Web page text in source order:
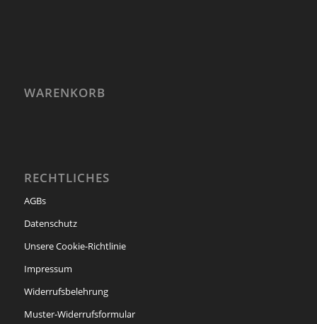
WARENKORB
RECHTLICHES
AGBs
Datenschutz
Unsere Cookie-Richtlinie
Impressum
Widerrufsbelehrung
Muster-Widerrufsformular